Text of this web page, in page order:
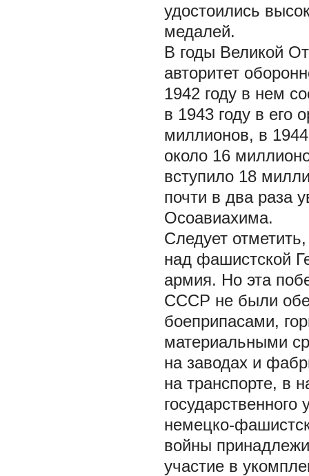
удостоились
медалей.
В годы Великой
авторитет
1942 году в нем
в 1943 году в его
миллионов, в
около 16
вступило 18
почти в два раза
Осоавиахима.
Следует
над фашистской
армия. Но эта
СССР не были
боеприпасами,
материальными
на заводах и
на транспорте, в
немецко-
войны
участие в